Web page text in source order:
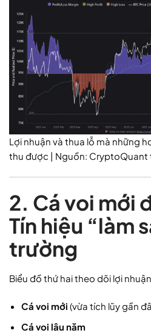
Lợi nhuận và thua lỗ mà những
thu được | Nguồn: CryptoQuant
2. Cá voi mới
Tín hiệu “làm
trường
Biểu đồ thứ hai theo dõi lợi
Cá voi mới (vừa tích lũy gần
Cá voi lâu năm